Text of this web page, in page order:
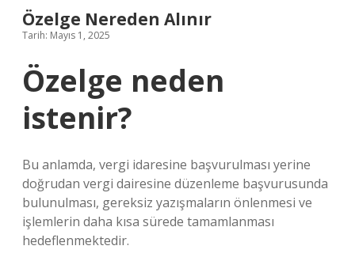
Özelge Nereden Alınır
Tarih: Mayıs 1, 2025
Özelge neden
istenir?
Bu anlamda, vergi idaresine başvurulması yerine
doğrudan vergi dairesine düzenleme başvurusunda
bulunulması, gereksiz yazışmaların önlenmesi ve
işlemlerin daha kısa sürede tamamlanması
hedeflenmektedir.